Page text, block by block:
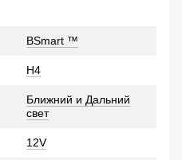
BSmart ™
H4
Ближний и Дальний
свет
12V